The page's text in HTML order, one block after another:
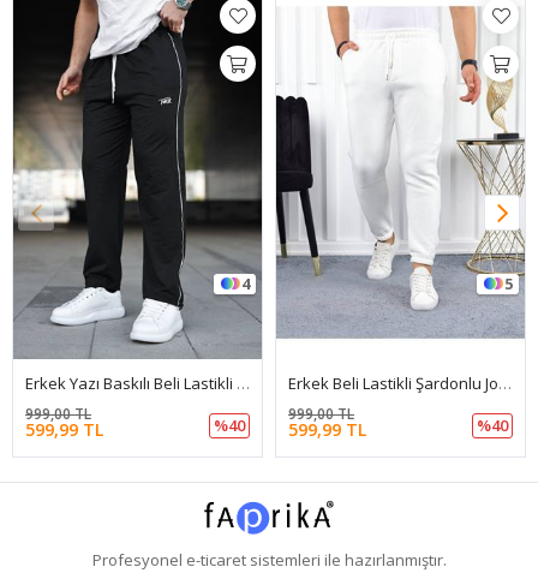
4
Erkek Yazı Baskılı Beli Lastikli Jogger Siyah Eşofman Altı
599,99 TL
999,00 TL
%40
5
Erkek Beli Lastikli Şardonlu Jogger Beyaz Eşofman Altı
599,99 TL
999,00 TL
%40
Profesyonel e-ticaretsistemleri ile hazırlanmıştır.